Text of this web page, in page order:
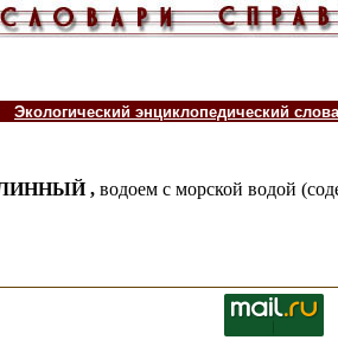
Экологический энциклопедический
,водоем с морской водой